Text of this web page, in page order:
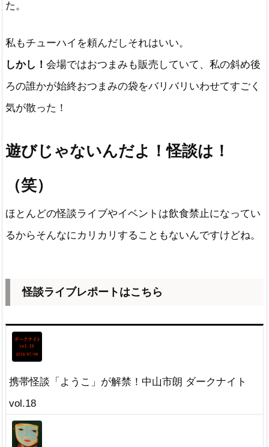
た。
私もチューハイを頼んだしそれはいい。
しかし！ 会場ではおつまみも販売していて、私の斜め後
ろの誰かが始終おつまみの袋をバリバリいわせてすごく
気が散った！
遊びじゃないんだよ！怪談は！
（笑）
ほとんどの怪談ライブやイベントは飲食禁止になってい
るからそんなにカリカリすることもないんですけどね。
怪談ライブレポートはこちら
携帯怪談「ようこ」が解禁！中山市朗 ダークナイト
vol.18